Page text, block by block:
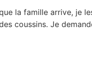
la famille arrive, je
coussins. Je